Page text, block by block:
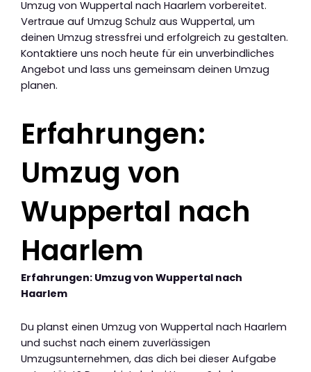
Umzug von Wuppertal nach Haarlem vorbereitet.
Vertraue auf Umzug Schulz aus Wuppertal, um
deinen Umzug stressfrei und erfolgreich zu gestalten.
Kontaktiere uns noch heute für ein unverbindliches
Angebot und lass uns gemeinsam deinen Umzug
planen.
Erfahrungen:
Umzug von
Wuppertal nach
Haarlem
Erfahrungen: Umzug von Wuppertal nach
Haarlem
Du planst einen Umzug von Wuppertal nach Haarlem
und suchst nach einem zuverlässigen
Umzugsunternehmen, das dich bei dieser Aufgabe